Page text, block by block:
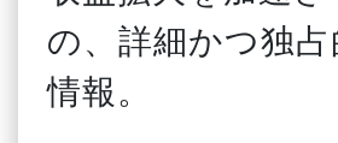
の、詳細かつ独
情報。